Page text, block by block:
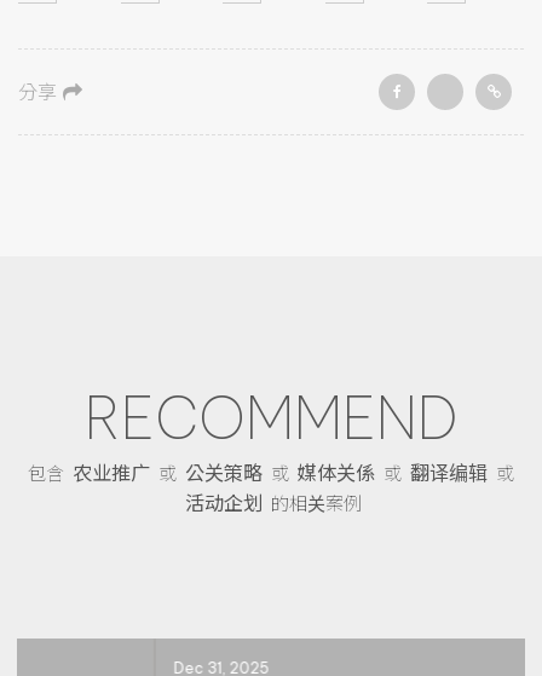
分享
RECOMMEND
包含 农业推广 或 公关策略 或 媒体关係 或 翻译编辑 或
活动企划 的相关案例